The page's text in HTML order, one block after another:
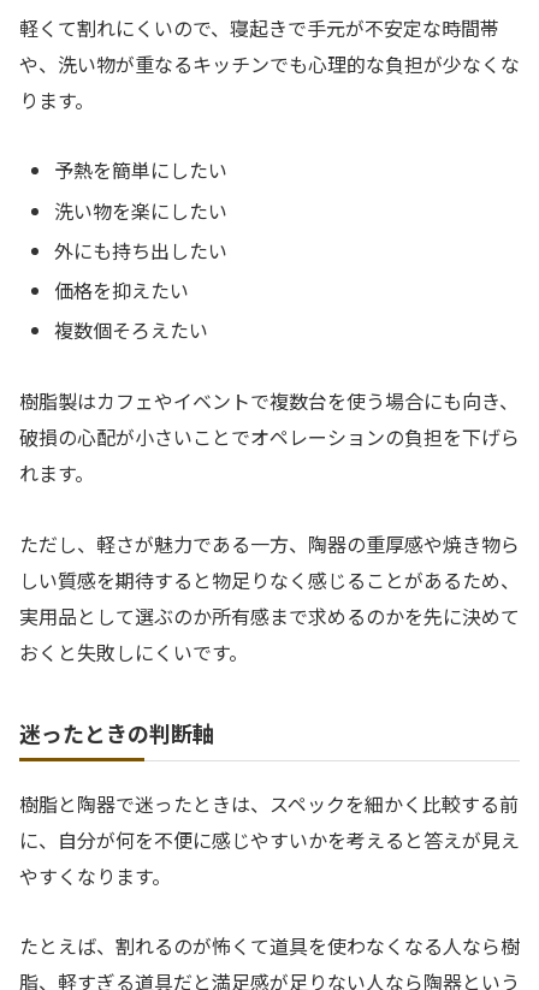
軽くて割れにくいので、寝起きで手元が不安定な時間帯
や、洗い物が重なるキッチンでも心理的な負担が少なくな
ります。
予熱を簡単にしたい
洗い物を楽にしたい
外にも持ち出したい
価格を抑えたい
複数個そろえたい
樹脂製はカフェやイベントで複数台を使う場合にも向き、
破損の心配が小さいことでオペレーションの負担を下げら
れます。
ただし、軽さが魅力である一方、陶器の重厚感や焼き物ら
しい質感を期待すると物足りなく感じることがあるため、
実用品として選ぶのか所有感まで求めるのかを先に決めて
おくと失敗しにくいです。
迷ったときの判断軸
樹脂と陶器で迷ったときは、スペックを細かく比較する前
に、自分が何を不便に感じやすいかを考えると答えが見え
やすくなります。
たとえば、割れるのが怖くて道具を使わなくなる人なら樹
脂、軽すぎる道具だと満足感が足りない人なら陶器という